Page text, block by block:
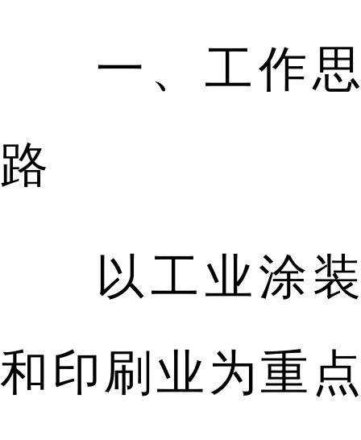
一、工作思
路
以工业涂装
和印刷业为重点